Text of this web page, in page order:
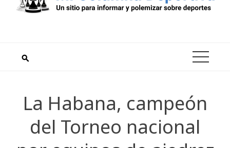
La Habana, campeón
del Torneo nacional